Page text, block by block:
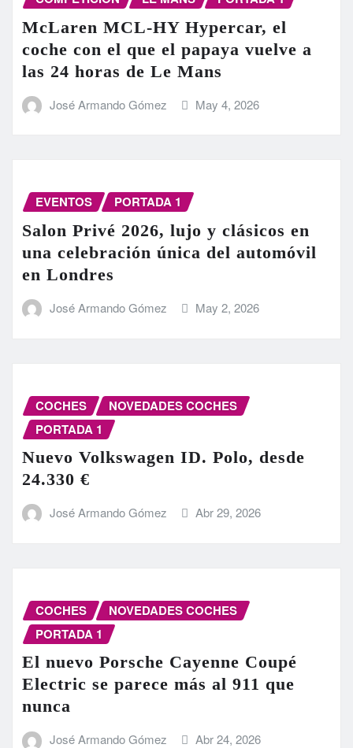
McLaren MCL-HY Hypercar, el
coche con el que el papaya vuelve a
las 24 horas de Le Mans
José Armando Gómez May 4, 2026
EVENTOS PORTADA 1
Salon Privé 2026, lujo y clásicos en
una celebración única del automóvil
en Londres
José Armando Gómez May 2, 2026
COCHES
NOVEDADES COCHES
PORTADA 1
Nuevo Volkswagen ID. Polo, desde
24.330 €
José Armando Gómez Abr 29, 2026
COCHES
NOVEDADES COCHES
PORTADA 1
El nuevo Porsche Cayenne Coupé
Electric se parece más al 911 que
nunca
José Armando Gómez Abr 24, 2026